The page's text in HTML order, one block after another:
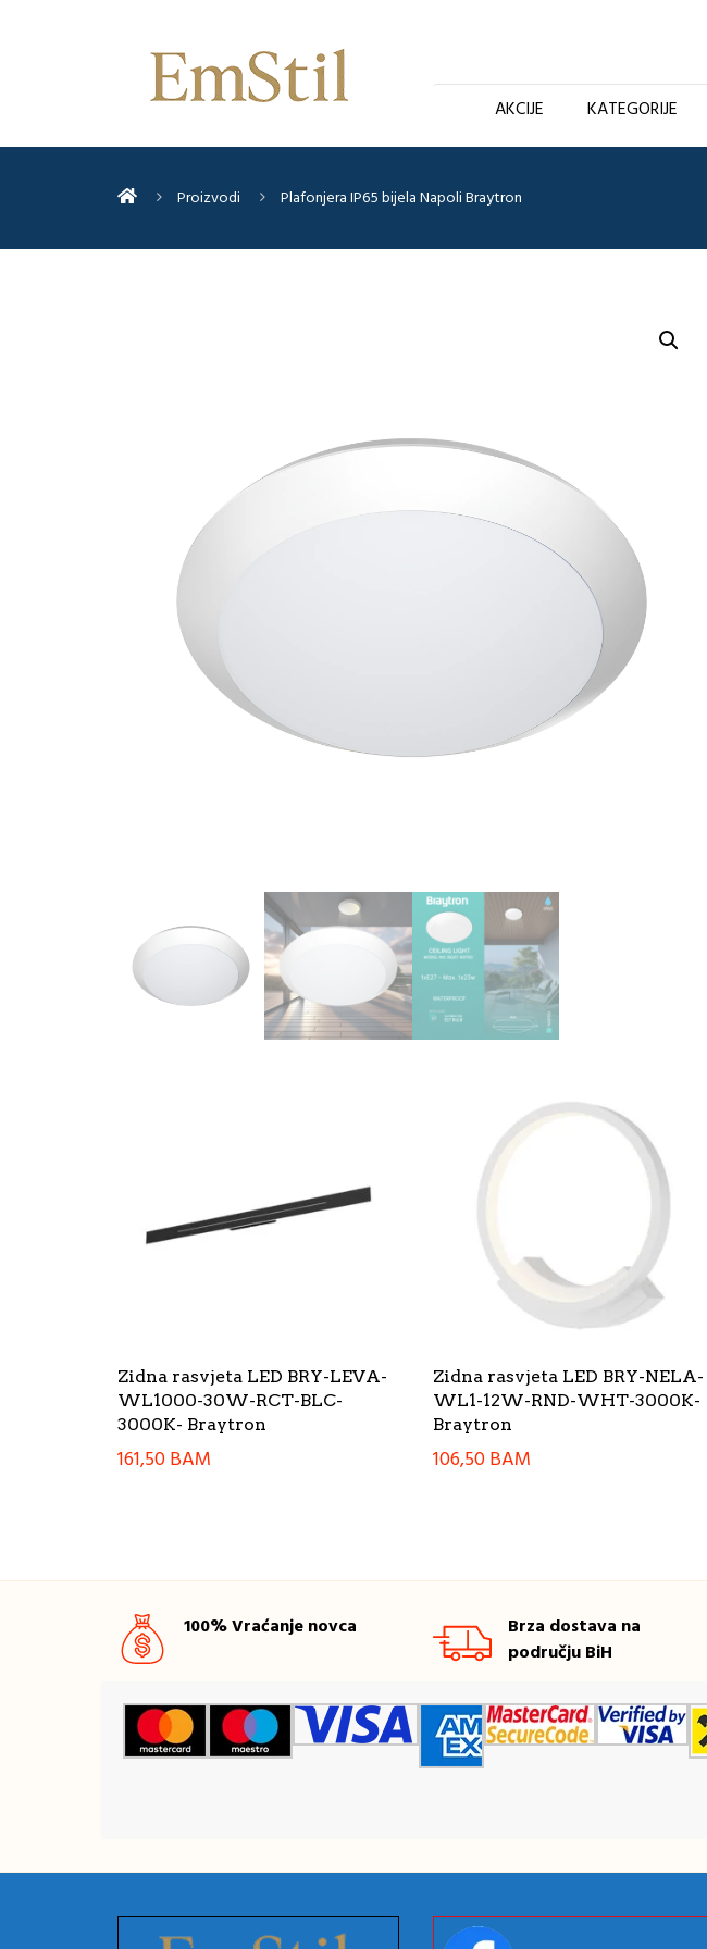
AKCIJE KATEGORIJE
Proizvodi Plafonjera IP65 bijela Napoli Braytron
Zidna rasvjeta LED BRY-LEVA-
WL1000-30W-RCT-BLC-
3000K- Braytron
161,50BAM
Zidna rasvjeta LED BRY-NELA-
WL1-12W-RND-WHT-3000K-
Braytron
106,50BAM
100% Vraćanje novca
Brza dostava na
području BiH